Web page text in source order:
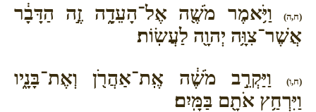
(ח,ה)
וַיֹּ֥אמֶר מֹשֶׁ֖ה אֶל־הָעֵדָ֑ה זֶ֣ה הַדָּבָ֔ר
אֲשֶׁר־צִוָּ֥ה יְהוָ֖ה לַעֲשֽׂוֹת׃
(ח,ו)
וַיַּקְרֵ֣ב מֹשֶׁ֔ה אֶֽת־אַהֲרֹ֖ן וְאֶת־בָּנָ֑יו
וַיִּרְחַ֥ץ אֹתָ֖ם בַּמָּֽיִם׃